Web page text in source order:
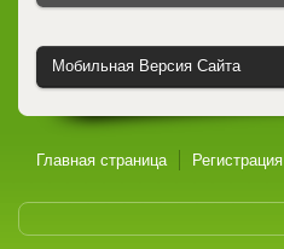
Мобильная Версия Сайта
Главная страница Регистрация